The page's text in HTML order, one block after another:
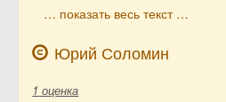
… показать весь текст …
Юрий Соломин
1 оценка